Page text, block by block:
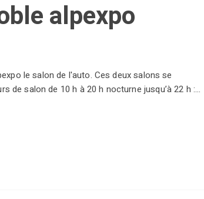
alpexpo
le salon de l'auto. Ces deux salons se
de salon de 10 h à 20 h nocturne jusqu’à 22 h :…